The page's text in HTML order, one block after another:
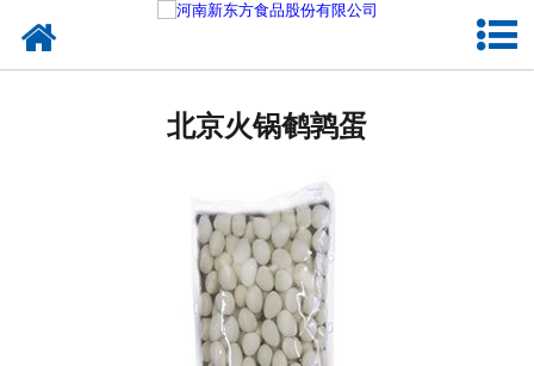
北京熟食品
北京调味品
北京鸡蛋壳粉
北京火锅鹌鹑蛋